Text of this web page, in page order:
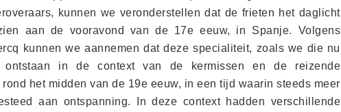
kunnen we veronderstellen dat de frieten het daglicht
aan de vooravond van de 17e eeuw, in Spanje. Volgens
kunnen we aannemen dat deze specialiteit, zoals we die nu
ontstaan in de context van de kermissen en de reizende
het midden van de 19e eeuw, in een tijd waarin steeds meer
aan ontspanning. In deze context hadden verschillende